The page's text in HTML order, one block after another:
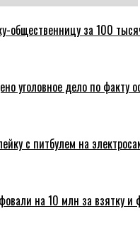
общественницу за 100
уголовное дело по факту
с питбулем на
на 10 млн за взятку и